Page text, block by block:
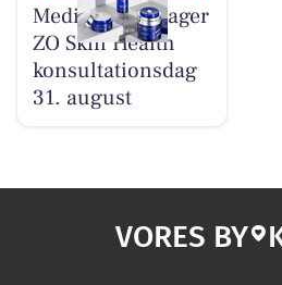
MediSkin gentager
ZO Skin Health
konsultationsdag
31. august
VORES BY